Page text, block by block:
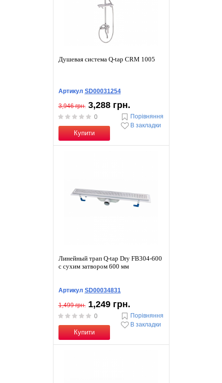
Душевая система Q-tap CRM 1005
Артикул SD00031254
3,946 грн. 3,288 грн.
0
Купити
Порівняння
В закладки
Линейный трап Q-tap Dry FB304-600
с сухим затвором 600 мм
Артикул SD00034831
1,499 грн. 1,249 грн.
0
Купити
Порівняння
В закладки